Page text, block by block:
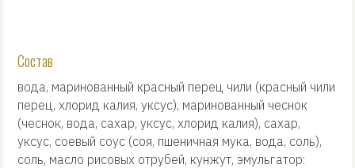
Состав
вода, маринованный красный перец чили (красный чили
перец, хлорид калия, уксус), маринованный чеснок
(чеснок, вода, сахар, уксус, хлорид калия), сахар,
уксус, соевый соус (соя, пшеничная мука, вода, соль),
соль, масло рисовых отрубей, кунжут, эмульгатор: